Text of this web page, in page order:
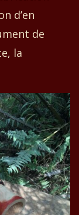
d’en
de
la